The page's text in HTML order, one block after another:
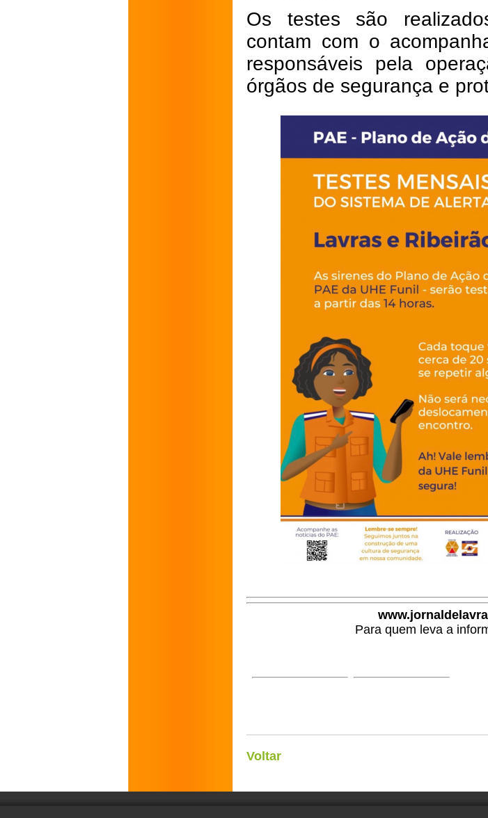
Os testes são
contam com o
responsáveis pela
órgãos de segurança e
Para quem leva a
Voltar